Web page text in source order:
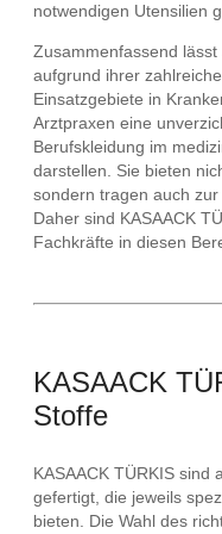
notwendigen Utensilien
Zusammenfassend lässt
aufgrund ihrer
Einsatzgebiete in
Arztpraxen eine
Berufskleidung im
darstellen. Sie bieten
sondern tragen auch
Daher sind KASAACK
Fachkräfte in diesen
KASAACK
Stoffe
KASAACK TÜRKIS sind
gefertigt, die jeweils
bieten. Die Wahl des